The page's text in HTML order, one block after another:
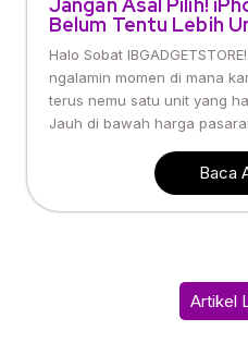
Jangan Asal Pilih!
Belum Tentu Lebih
Halo Sobat
ngalamin momen di mana
terus nemu satu unit yang
Jauh di bawah harga
Baca
Artikel